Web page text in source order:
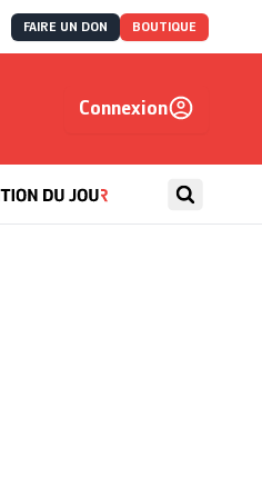
FAIRE UN DON BOUTIQUE
Connexion